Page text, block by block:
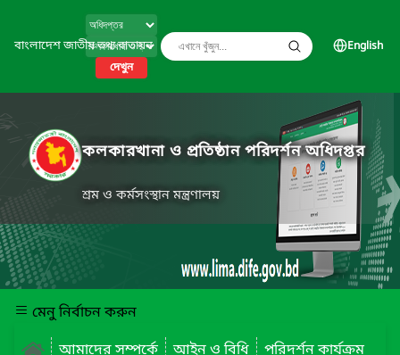
বাংলাদেশ জাতীয় তথ্য বাতায়ন
দেখুন
English
কলকারখানা ও প্রতিষ্ঠান পরিদর্শন অধিদপ্তর
শ্রম ও কর্মসংস্থান মন্ত্রণালয়
মেনু নির্বাচন করুন
আমাদের সম্পর্কে
আইন ও বিধি
পরিদর্শন কার্যক্রম